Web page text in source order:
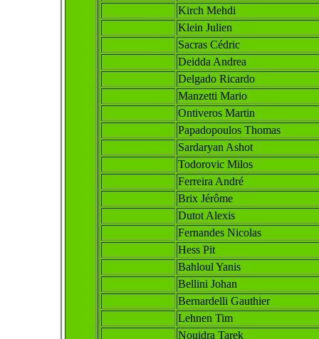
Kirch Mehdi
Klein Julien
Sacras Cédric
Deidda Andrea
Delgado Ricardo
Manzetti Mario
Ontiveros Martin
Papadopoulos Thomas
Sardaryan Ashot
Todorovic Milos
Ferreira André
Brix Jérôme
Dutot Alexis
Fernandes Nicolas
Hess Pit
Bahloul Yanis
Bellini Johan
Bernardelli Gauthier
Lehnen Tim
Nouidra Tarek